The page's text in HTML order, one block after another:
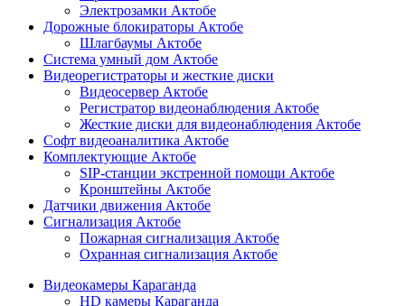
Электрозамки Актобе
Дорожные блокираторы Актобе
Шлагбаумы Актобе
Система умный дом Актобе
Видеорегистраторы и жесткие диски
Видеосервер Актобе
Регистратор видеонаблюдения Актобе
Жесткие диски для видеонаблюдения Актобе
Софт видеоаналитика Актобе
Комплектующие Актобе
SIP-станции экстренной помощи Актобе
Кронштейны Актобе
Датчики движения Актобе
Сигнализация Актобе
Пожарная сигнализация Актобе
Охранная сигнализация Актобе
Видеокамеры Караганда
HD камеры Караганда